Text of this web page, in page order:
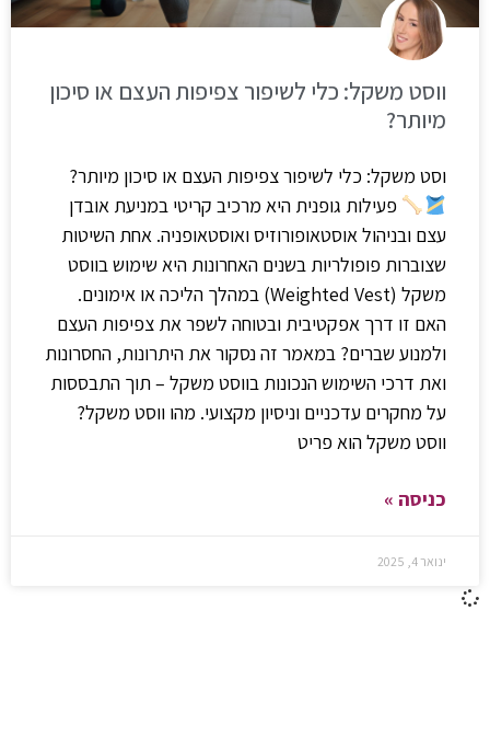
ווסט משקל: כלי לשיפור צפיפות העצם או סיכון
מיותר?
וסט משקל: כלי לשיפור צפיפות העצם או סיכון מיותר?
פעילות גופנית היא מרכיב קריטי במניעת אובדן
עצם ובניהול אוסטאופורוזיס ואוסטאופניה. אחת השיטות
שצוברות פופולריות בשנים האחרונות היא שימוש בווסט
משקל (Weighted Vest) במהלך הליכה או אימונים.
האם זו דרך אפקטיבית ובטוחה לשפר את צפיפות העצם
ולמנוע שברים? במאמר זה נסקור את היתרונות, החסרונות
ואת דרכי השימוש הנכונות בווסט משקל – תוך התבססות
על מחקרים עדכניים וניסיון מקצועי. מהו ווסט משקל?
ווסט משקל הוא פריט
כניסה »
ינואר 4, 2025